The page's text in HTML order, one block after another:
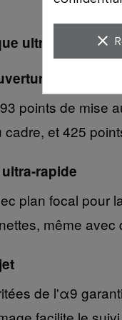
ultra-
extra-large
points de mise
et 425
ultra-rapide
plan focal pour
même
de l'α9
clear